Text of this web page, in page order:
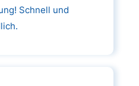
Schnell und